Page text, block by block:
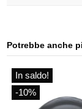
Potrebbe anche
In saldo!
-10%